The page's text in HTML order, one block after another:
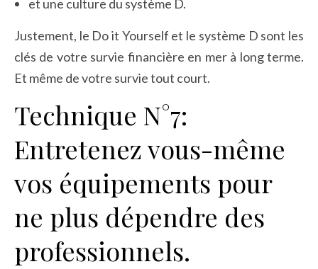
et une culture du système D.
Justement, le Do it Yourself et le système D sont les
clés de votre survie financière en mer à long terme.
Et même de votre survie tout court.
Technique N°7:
Entretenez vous-même
vos équipements pour
ne plus dépendre des
professionnels.